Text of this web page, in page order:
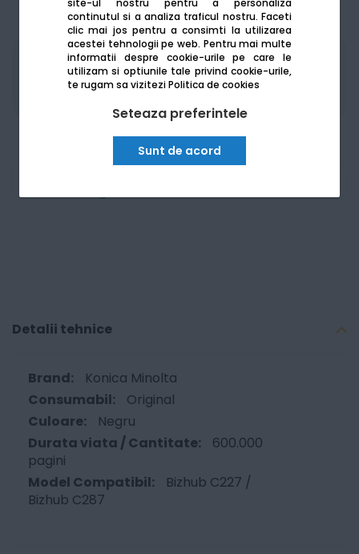
site-ul nostru pentru a personaliza
continutul si a analiza traficul nostru. Faceti
clic mai jos pentru a consimti la utilizarea
acestei tehnologii pe web. Pentru mai multe
informatii despre cookie-urile pe care le
utilizam si optiunile tale privind cookie-urile,
te rugam sa viziteziPolitica de cookies
Seteaza preferintele
Sunt de acord
Produsele sunt disponibile pe platforma de
achizitii publiceSEAP/SICAP
Detalii tehnice
Konica Minolta
Original
Negru
600.000
pagini
Bizhub C227 /
Bizhub C287